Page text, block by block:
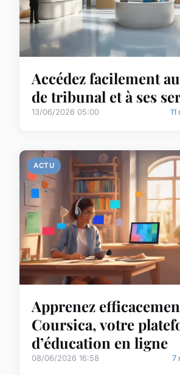
Accédez facilement
de tribunal et à ses
13/06/2026 05:00
ACTU
Apprenez
Coursica, votre
d’éducation en ligne
08/06/2026 16:58 7